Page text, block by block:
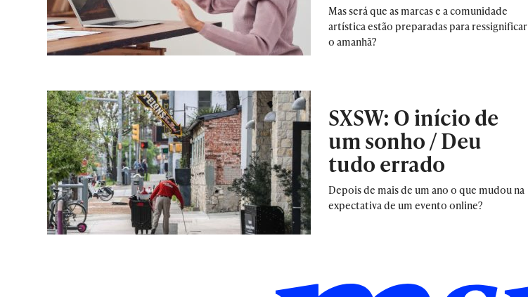
Mas será que as marcas e a comunidade
artística estão preparadas para ressignificar
o amanhã?
SXSW: O início de
um sonho / Deu
tudo errado
Depois de mais de um ano o que mudou na
expectativa de um evento online?